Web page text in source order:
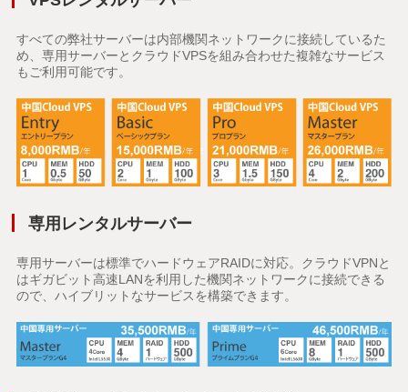
すべての弊社サーバーは内部機関ネットワークに接続しているた
め、専用サーバーとクラウドVPSを組み合わせた複雑なサービス
もご利用可能です。
専用レンタルサーバー
専用サーバーは標準でハードウェアRAIDに対応。クラウドVPNと
はギガビット高速LANを利用した機関ネットワークに接続できる
ので、ハイブリットなサービスを構築できます。